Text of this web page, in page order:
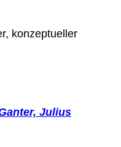
konzeptueller
Julius